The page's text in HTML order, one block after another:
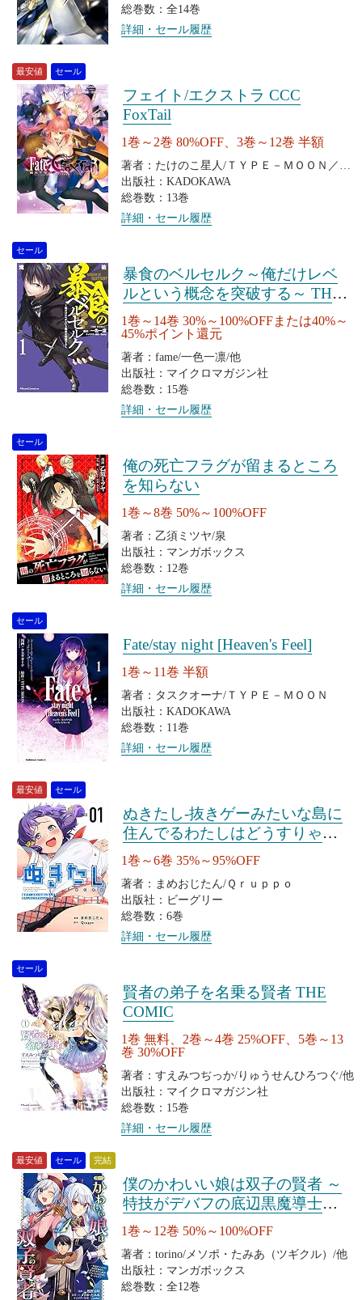
総巻数：全14巻
詳細・セール履歴
最安値 セール
フェイト/エクストラ CCC
FoxTail
1巻～2巻 80%OFF、3巻～12巻 半額
著者：たけのこ星人/ＴＹＰＥ－ＭＯＯＮ／マ
ーベラス
出版社：KADOKAWA
総巻数：13巻
詳細・セール履歴
セール
暴食のベルセルク～俺だけレベ
ルという概念を突破する～ THE
COMIC
1巻～14巻 30%～100%OFFまたは40%～
45%ポイント還元
著者：fame/一色一凛/他
出版社：マイクロマガジン社
総巻数：15巻
詳細・セール履歴
セール
俺の死亡フラグが留まるところ
を知らない
1巻～8巻 50%～100%OFF
著者：乙須ミツヤ/泉
出版社：マンガボックス
総巻数：12巻
詳細・セール履歴
セール
Fate/stay night [Heaven's Feel]
1巻～11巻 半額
著者：タスクオーナ/ＴＹＰＥ－ＭＯＯＮ
出版社：KADOKAWA
総巻数：11巻
詳細・セール履歴
最安値 セール
ぬきたし-抜きゲーみたいな島に
住んでるわたしはどうすりゃい
いですか?-
1巻～6巻 35%～95%OFF
著者：まめおじたん/Ｑｒｕｐｐｏ
出版社：ビーグリー
総巻数：6巻
詳細・セール履歴
セール
賢者の弟子を名乗る賢者 THE
COMIC
1巻 無料、2巻～4巻 25%OFF、5巻～13
巻 30%OFF
著者：すえみつぢっか/りゅうせんひろつぐ/他
出版社：マイクロマガジン社
総巻数：15巻
詳細・セール履歴
最安値 セール 完結
僕のかわいい娘は双子の賢者 ～
特技がデバフの底辺黒魔導士、
育てた双子の娘がSランクの大賢
者になってしまう～
1巻～12巻 50%～100%OFF
著者：torino/メソポ・たみあ（ツギクル）/他
出版社：マンガボックス
総巻数：全12巻